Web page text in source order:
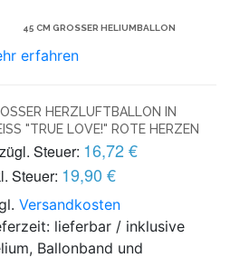
45 CM GROSSER HELIUMBALLON
erfahren
HERZLUFTBALLON IN W
"TRUE LOVE!" ROTE HERZEN
Steuer: 16,72 €
Steuer: 19,90 €
Versandkosten
lieferbar / inklusive
Ballonband und